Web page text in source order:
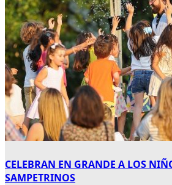
CELEBRAN EN GRANDE A LOS
SAMPETRINOS